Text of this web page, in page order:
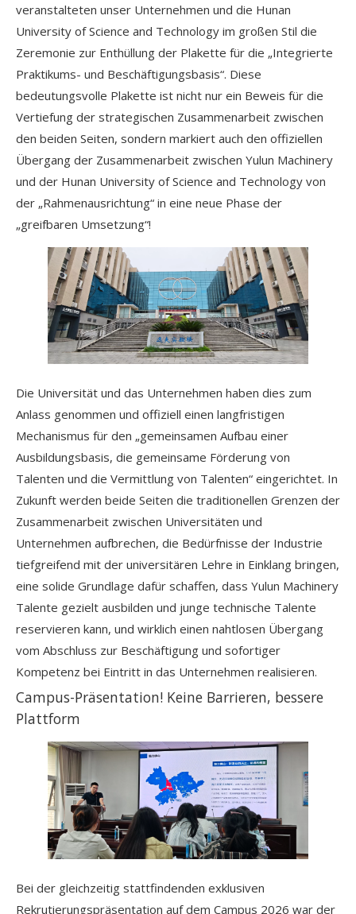
veranstalteten unser Unternehmen und die Hunan
University of Science and Technology im großen Stil die
Zeremonie zur Enthüllung der Plakette für die „Integrierte
Praktikums- und Beschäftigungsbasis“. Diese
bedeutungsvolle Plakette ist nicht nur ein Beweis für die
Vertiefung der strategischen Zusammenarbeit zwischen
den beiden Seiten, sondern markiert auch den offiziellen
Übergang der Zusammenarbeit zwischen Yulun Machinery
und der Hunan University of Science and Technology von
der „Rahmenausrichtung“ in eine neue Phase der
„greifbaren Umsetzung“!
Die Universität und das Unternehmen haben dies zum
Anlass genommen und offiziell einen langfristigen
Mechanismus für den „gemeinsamen Aufbau einer
Ausbildungsbasis, die gemeinsame Förderung von
Talenten und die Vermittlung von Talenten“ eingerichtet. In
Zukunft werden beide Seiten die traditionellen Grenzen der
Zusammenarbeit zwischen Universitäten und
Unternehmen aufbrechen, die Bedürfnisse der Industrie
tiefgreifend mit der universitären Lehre in Einklang bringen,
eine solide Grundlage dafür schaffen, dass Yulun Machinery
Talente gezielt ausbilden und junge technische Talente
reservieren kann, und wirklich einen nahtlosen Übergang
vom Abschluss zur Beschäftigung und sofortiger
Kompetenz bei Eintritt in das Unternehmen realisieren.
Campus-Präsentation! Keine Barrieren, bessere
Plattform
Bei der gleichzeitig stattfindenden exklusiven
Rekrutierungspräsentation auf dem Campus 2026 war der